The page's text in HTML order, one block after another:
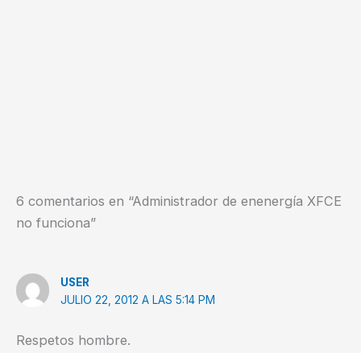
6 comentarios en “Administrador de enenergía XFCE
no funciona”
USER
JULIO 22, 2012 A LAS 5:14 PM
Respetos hombre.